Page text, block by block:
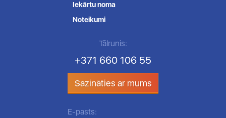
Iekārtu noma
Noteikumi
Tālrunis:
+371 660 106 55
Sazināties ar mums
E-pasts: